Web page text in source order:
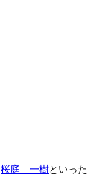
桜庭 一樹といった